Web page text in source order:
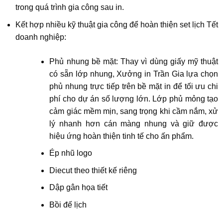
trong quá trình gia công sau in.
Kết hợp nhiều kỹ thuật gia công để hoàn thiện set lịch Tết
doanh nghiệp:
Phủ nhung bề mặt: Thay vì dùng giấy mỹ thuật
có sẵn lớp nhung, Xưởng in Trần Gia lựa chọn
phủ nhung trực tiếp trên bề mặt in để tối ưu chi
phí cho dự án số lượng lớn. Lớp phủ mỏng tạo
cảm giác mềm mịn, sang trọng khi cầm nắm, xử
lý nhanh hơn cán màng nhung và giữ được
hiệu ứng hoàn thiện tinh tế cho ấn phẩm.
Ép nhũ logo
Diecut theo thiết kế riêng
Dập gân họa tiết
Bồi đế lịch